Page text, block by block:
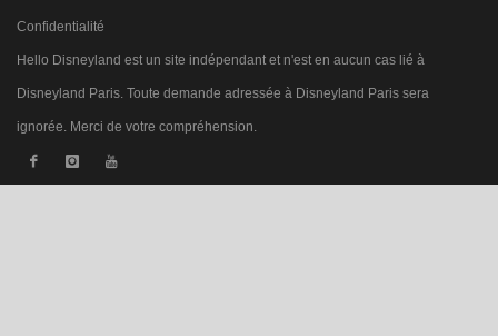
Confidentialité
Hello Disneyland est un site indépendant et n'est en aucun cas lié à
Disneyland Paris. Toute demande adressée à Disneyland Paris sera
ignorée. Merci de votre compréhension.